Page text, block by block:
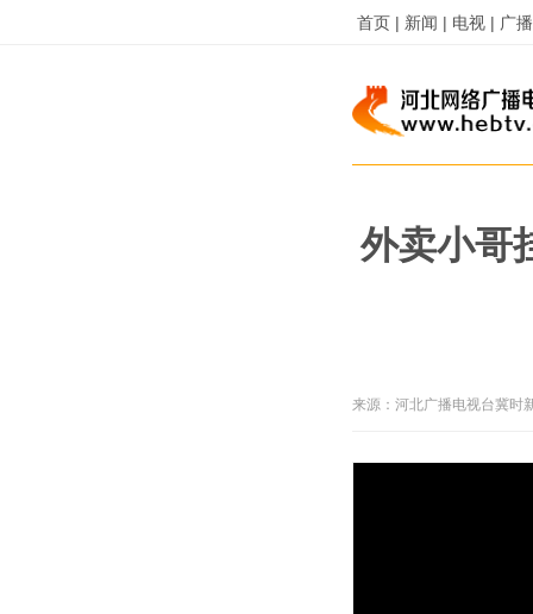
首页 | 新闻 | 电视 | 广
外卖小哥
来源： 河北广播电视台冀时